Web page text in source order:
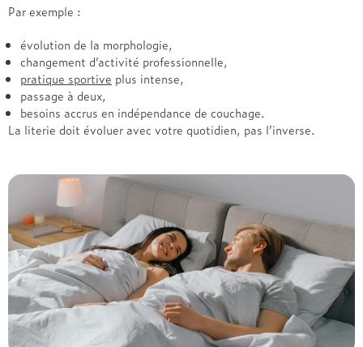
Par exemple :
évolution de la morphologie,
changement d’activité professionnelle,
pratique sportive plus intense,
passage à deux,
besoins accrus en indépendance de couchage.
La literie doit évoluer avec votre quotidien, pas l’inverse.